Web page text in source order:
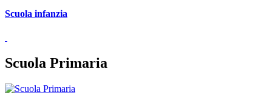
Scuola infanzia
Scuola Primaria